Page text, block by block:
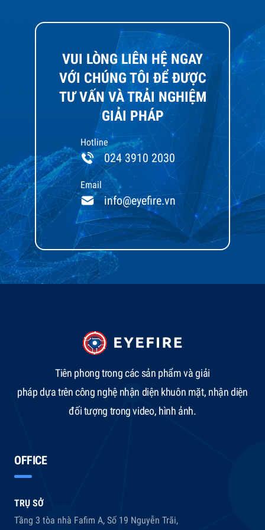
VUI LÒNG LIÊN HỆ NGAY
VỚI CHÚNG TÔI ĐỂ ĐƯỢC
TƯ VẤN VÀ TRẢI NGHIỆM
GIẢI PHÁP
Hotline
024 3910 2030
Email
info@eyefire.vn
Tiên phong trong các sản phẩm và giải
pháp dựa trên công nghệ nhận diện khuôn mặt, nhận diện
đối tượng trong video, hình ảnh.
OFFICE
TRỤ SỞ
Tầng 3 tòa nhà Fafim A, Số 19 Nguyễn Trãi,